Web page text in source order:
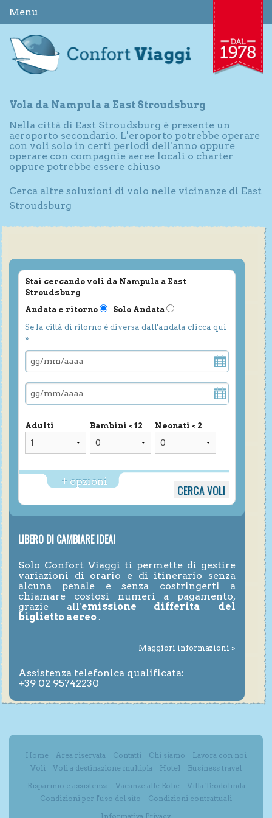
Menu
Vola da Nampula a East Stroudsburg
Nella città di East Stroudsburg è presente un
aeroporto secondario. L'eroporto potrebbe operare
con voli solo in certi periodi dell'anno oppure
operare con compagnie aeree locali o charter
oppure potrebbe essere chiuso
Cerca altre soluzioni di volo nelle vicinanze di East
Stroudsburg
Stai cercando voli da Nampula a East
Stroudsburg
Andata e ritorno
Solo Andata
Se la città di ritorno è diversa dall'andata clicca qui
»
Adulti Bambini < 12 Neonati < 2
+ opzioni
LIBERO DI CAMBIARE IDEA!
Solo Confort Viaggi ti permette di gestire
variazioni di orario e di itinerario senza
alcuna penale e senza costringerti a
chiamare costosi numeri a pagamento,
grazie all'emissione differita del
biglietto aereo .
Maggiori informazioni »
Assistenza telefonica qualificata:
+39 02 95742230
Home Area riservata Contatti Chi siamo
Lavora con noi
Voli
Voli a destinazione multipla Hotel
Business travel
Risparmio e assistenza
Vacanze alle Eolie
Villa Teodolinda
Condizioni per l'uso del sito
Condizioni contrattuali
Informativa Privacy